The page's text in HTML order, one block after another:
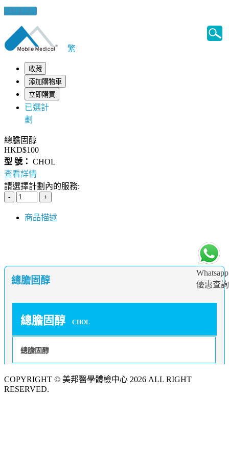
健康錦囊
Whatsapp
優惠查詢
繁
收藏
添加購物車
立即購買
已選計
劃
總膽固醇
HKD$100
型 號： CHOL
查看詳情
請選擇計劃內的服務:
商品描述
總膽固醇
總膽固醇 CHOL
總膽固醇
COPYRIGHT © 美邦醫學體檢中心 2026 ALL RIGHT
RESERVED.